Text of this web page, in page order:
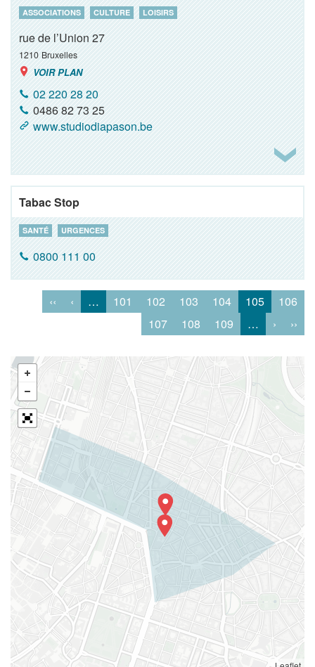
ASSOCIATIONS CULTURE LOISIRS
rue de l’Union 27
1210 Bruxelles
VOIR PLAN
02 220 28 20
0486 82 73 25
www.studiodiapason.be
Tabac Stop
SANTÉ URGENCES
0800 111 00
‹‹ ‹ … 101 102 103 104 105
106
107
108 109 … › ››